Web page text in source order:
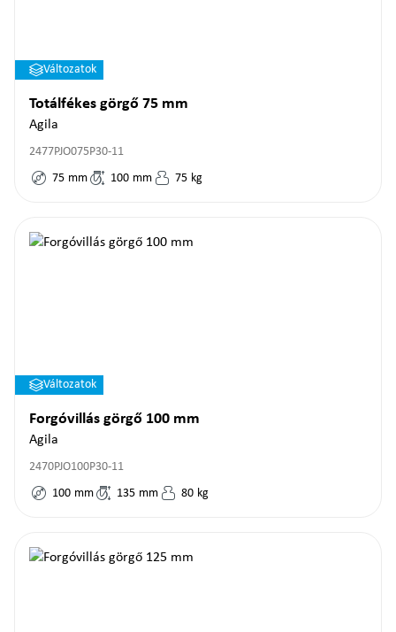
Változatok
Totálfékes görgő 75 mm
Agila
2477PJO075P30-11
75 mm 100 mm 75 kg
Változatok
Forgóvillás görgő 100 mm
Agila
2470PJO100P30-11
100 mm 135 mm 80 kg